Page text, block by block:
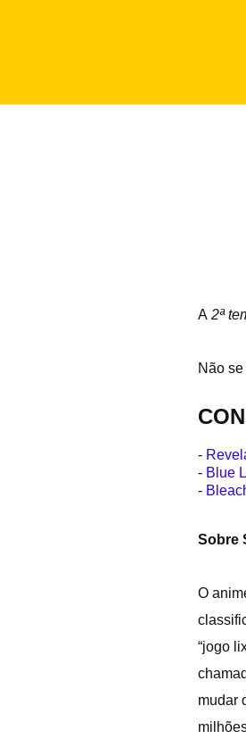
A 2ª
Não
-
- Blue
-
Sobre
O
“jogo
mudar